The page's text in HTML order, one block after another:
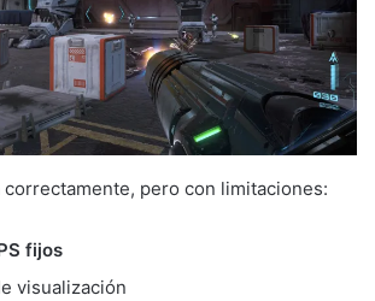
pero con limitaciones:
fijos
visualización